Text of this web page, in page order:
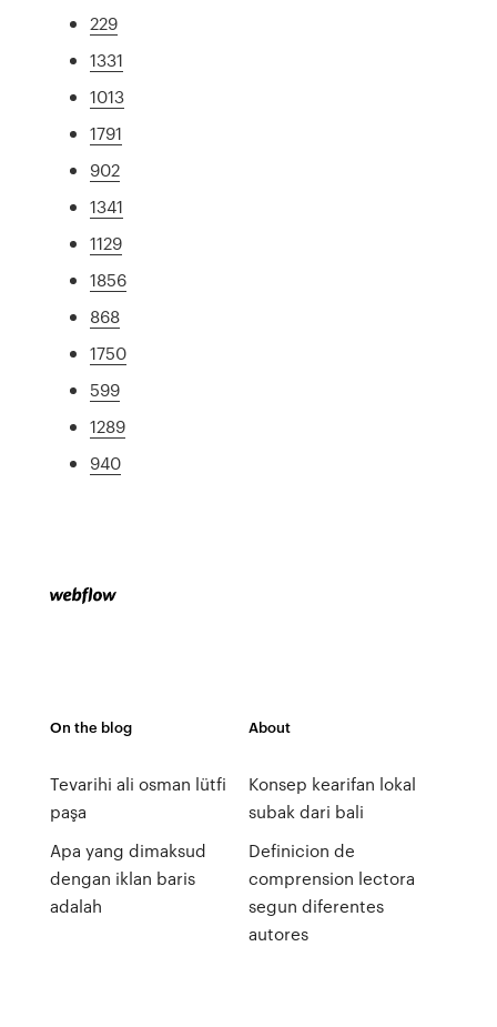
229
1331
1013
1791
902
1341
1129
1856
868
1750
599
1289
940
On the blog
Tevarihi ali osman lütfi
paşa
Apa yang dimaksud
dengan iklan baris
adalah
About
Konsep kearifan lokal
subak dari bali
Definicion de
comprension lectora
segun diferentes
autores